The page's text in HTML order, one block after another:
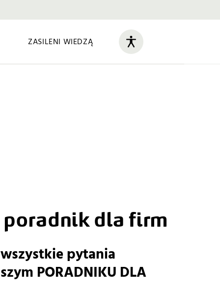
ZASILENI WIEDZĄ
poradnik dla firm
pytania
PORADNIKU DLA